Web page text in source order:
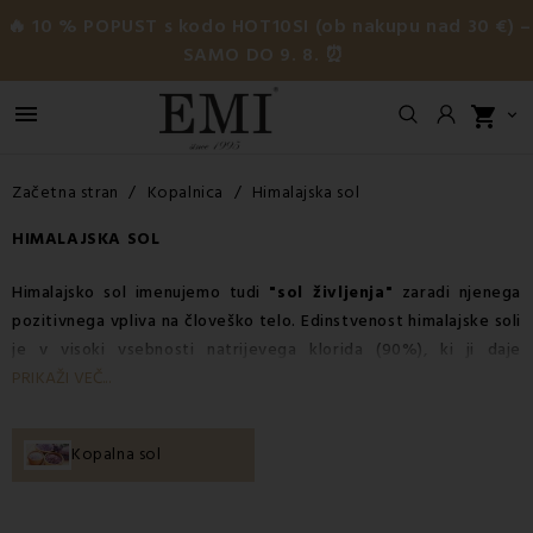
🔥 10 % POPUST s kodo HOT10SI (ob nakupu nad 30 €) –
SAMO DO 9. 8. ⏰
 shopping_cart 
Začetna stran Kopalnica
Himalajska sol
HIMALAJSKA SOL
Himalajsko sol imenujemo tudi "sol življenja" zaradi njenega
pozitivnega vpliva na človeško telo. Edinstvenost himalajske soli
je v visoki vsebnosti natrijevega klorida (90%), ki ji daje
zdravilne in očiščevalne učinke. Primerna je predvsem za
težavah s kožo. Uporablja se lahko celo pri razstrupljanju – v
PRIKAŽI VEČ...
Kopalna sol